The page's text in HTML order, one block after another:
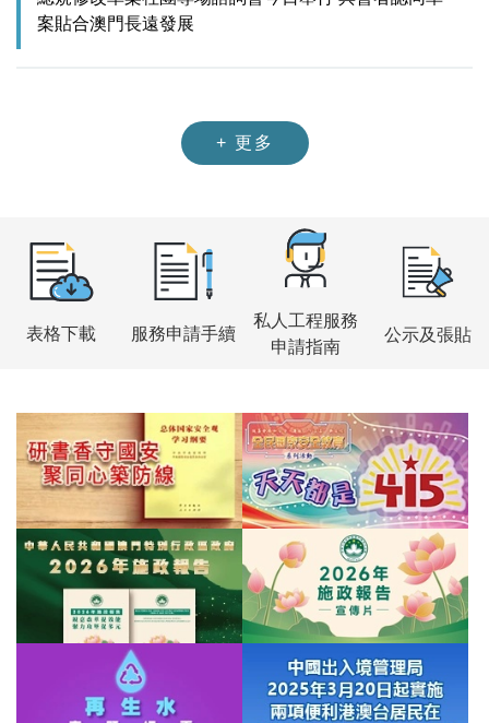
案貼合澳門長遠發展
+ 更多
表格下載 服務申請手續
私人工程服務
申請指南
公示及張貼